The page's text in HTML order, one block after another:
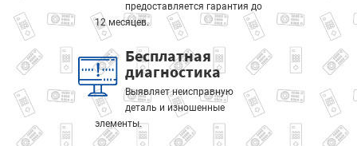
предоставляется гарантия до
12 месяцев.
Бесплатная
диагностика
Выявляет неисправную
деталь и изношенные
элементы.